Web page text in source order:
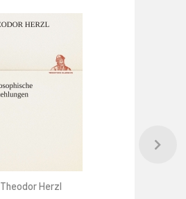
Theodor Herzl